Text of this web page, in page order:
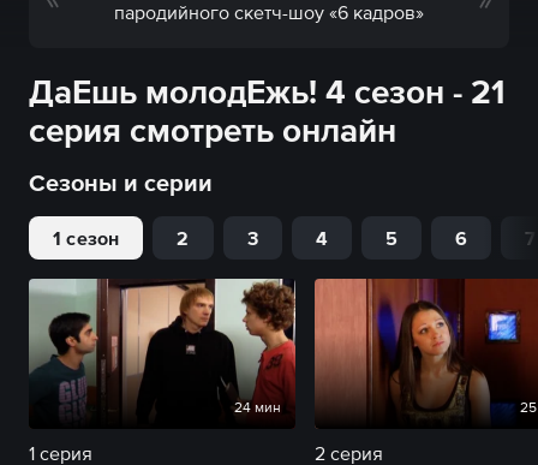
пародийного скетч-шоу «6 кадров»
ДаЕшь молодЕжь! 4 сезон - 21
серия смотреть онлайн
Сезоны и серии
1 сезон 2 3 4 5 6 7
24 мин
1 серия 2 серия